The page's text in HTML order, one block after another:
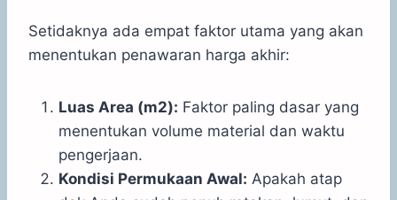
Setidaknya ada empat faktor utama yang akan
menentukan penawaran harga akhir:
Luas Area (m2): Faktor paling dasar yang
menentukan volume material dan waktu
pengerjaan.
Kondisi Permukaan Awal: Apakah atap